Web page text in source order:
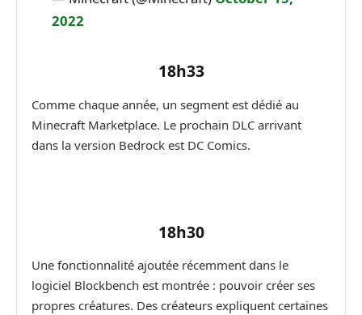
2022
18h33
Comme chaque année, un segment est dédié au
Minecraft Marketplace. Le prochain DLC arrivant
dans la version Bedrock est DC Comics.
18h30
Une fonctionnalité ajoutée récemment dans le
logiciel Blockbench est montrée : pouvoir créer ses
propres créatures. Des créateurs expliquent certaines